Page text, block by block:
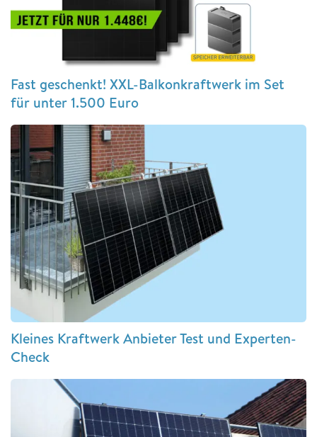
Fast geschenkt! XXL-Balkonkraftwerk im Set
für unter 1.500 Euro
Kleines Kraftwerk Anbieter Test und Experten-
Check